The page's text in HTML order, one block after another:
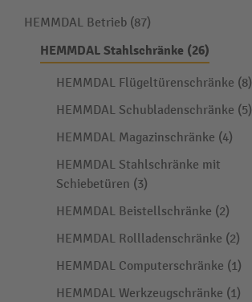
HEMMDAL Betrieb (87)
HEMMDAL Stahlschränke (26)
HEMMDAL Flügeltürenschränke (8)
HEMMDAL Schubladenschränke (5)
HEMMDAL Magazinschränke (4)
HEMMDAL Stahlschränke mit
Schiebetüren (3)
HEMMDAL Beistellschränke (2)
HEMMDAL Rollladenschränke (2)
HEMMDAL Computerschränke (1)
HEMMDAL Werkzeugschränke (1)